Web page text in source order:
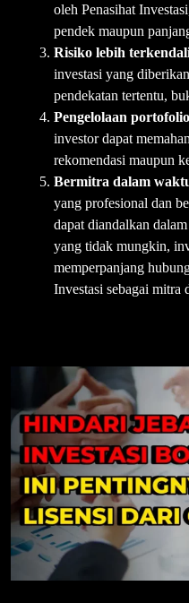
oleh Penasihat
pendek maupun
Risiko lebih
investasi yang
pendekatan tertentu,
Pengelolaan
investor dapat
rekomendasi maupun
Bermitra dalam
yang profesional dan
dapat diandalkan
yang tidak mungkin,
memperpanjang
Investasi sebagai mitra